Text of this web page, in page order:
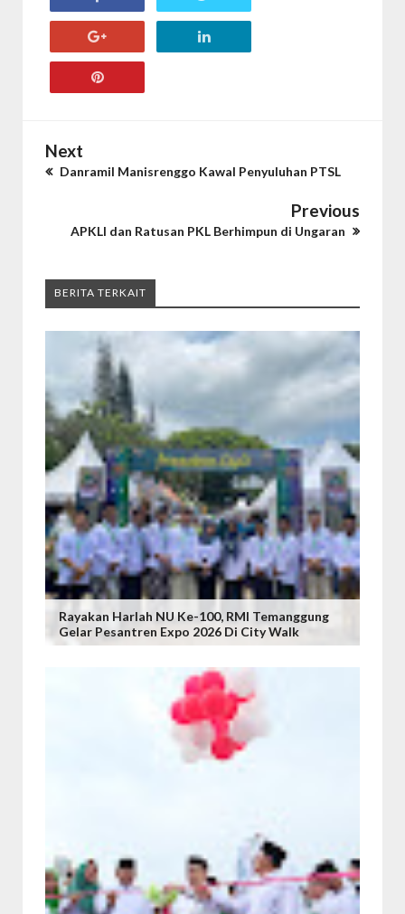
Next
Danramil Manisrenggo Kawal Penyuluhan PTSL
Previous
APKLI dan Ratusan PKL Berhimpun di Ungaran
BERITA TERKAIT
Rayakan Harlah NU Ke-100, RMI Temanggung
Gelar Pesantren Expo 2026 Di City Walk